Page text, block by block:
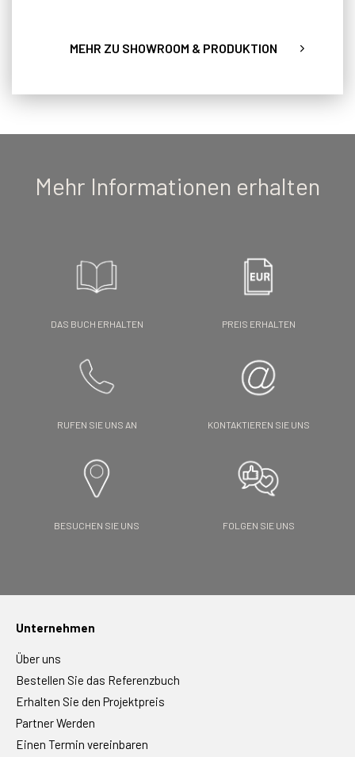
MEHR ZU SHOWROOM & PRODUKTION
Mehr Informationen erhalten
DAS BUCH ERHALTEN PREIS ERHALTEN
RUFEN SIE UNS AN KONTAKTIEREN SIE UNS
BESUCHEN SIE UNS FOLGEN SIE UNS
Unternehmen
Über uns
Bestellen Sie das Referenzbuch
Erhalten Sie den Projektpreis
Partner Werden
Einen Termin vereinbaren